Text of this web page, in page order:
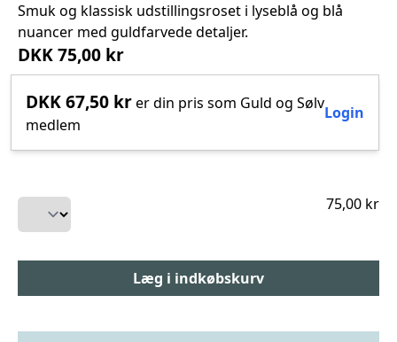
Smuk og klassisk udstillingsroset i lyseblå og blå
nuancer med guldfarvede detaljer.
DKK 75,00 kr
DKK 67,50 krer din pris som Guld og Sølv
medlem
Login
75,00 kr